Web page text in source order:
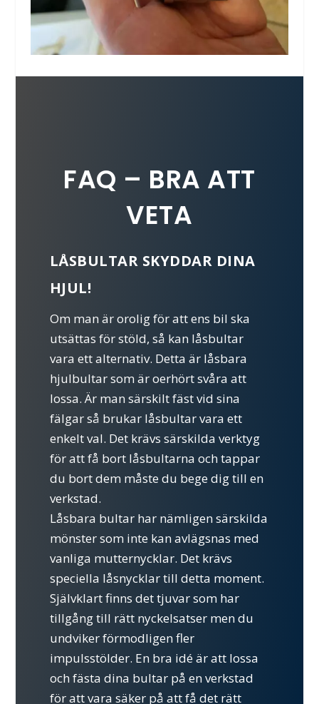
FAQ – BRA ATT
VETA
LÅSBULTAR SKYDDAR DINA
HJUL!
Om man är orolig för att ens bil ska
utsättas för stöld, så kan låsbultar
vara ett alternativ. Detta är låsbara
hjulbultar som är oerhört svåra att
lossa. Är man särskilt fäst vid sina
fälgar så brukar låsbultar vara ett
enkelt val. Det krävs särskilda verktyg
för att få bort låsbultarna och tappar
du bort dem måste du bege dig till en
verkstad.
Låsbara bultar har nämligen särskilda
mönster som inte kan avlägsnas med
vanliga mutternycklar. Det krävs
speciella låsnycklar till detta moment.
Självklart finns det tjuvar som har
tillgång till rätt nyckelsatser men du
undviker förmodligen fler
impulsstölder. En bra idé är att lossa
och fästa dina bultar på en verkstad
för att vara säker på att få det rätt